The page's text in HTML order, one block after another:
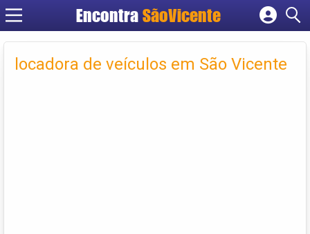
Encontra SãoVicente
Cadastrar empresa
Criar conta
locadora de veículos em São Vicente